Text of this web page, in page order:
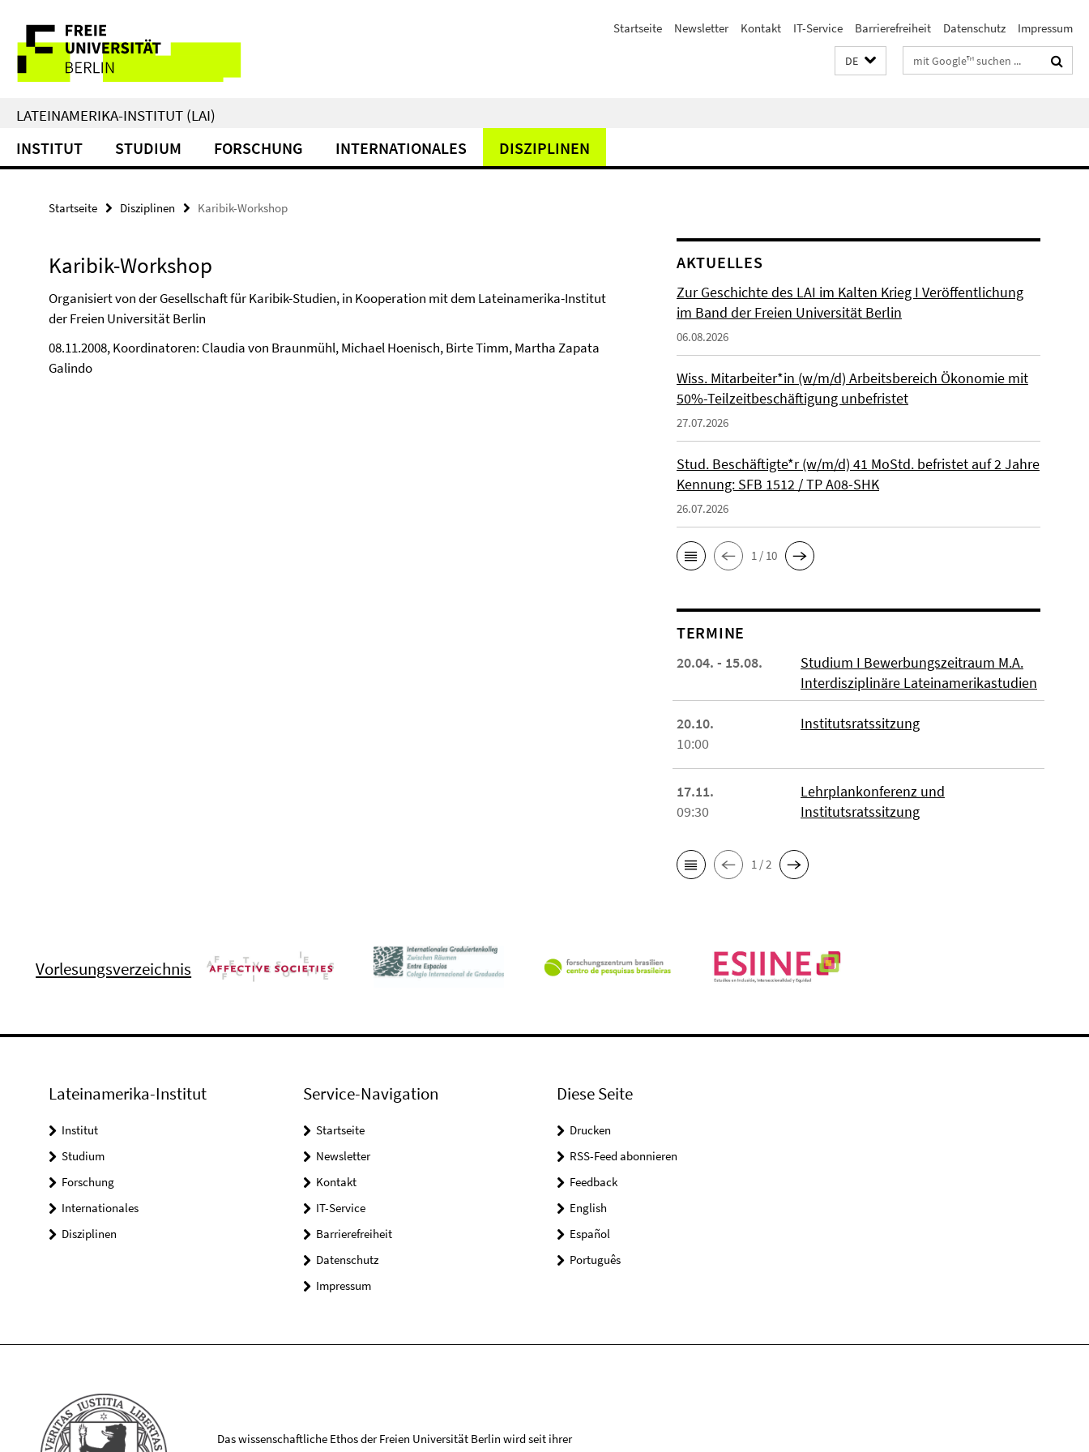
direkt
Inhalt
Service-
Navigation
Startseite Newsletter Kontakt IT-Service Barrierefreiheit Datenschutz Impressum
DE Suchbegriffe
LATEINAMERIKA-INSTITUT (LAI)
INSTITUT STUDIUM FORSCHUNG INTERNATIONALES DISZIPLINEN
Startseite Disziplinen Karibik-Workshop
Karibik-Workshop
Organisiert von der Gesellschaft für Karibik-Studien, in Kooperation mit dem Lateinamerika-Institut
der Freien Universität Berlin
08.11.2008, Koordinatoren: Claudia von Braunmühl, Michael Hoenisch, Birte Timm, Martha Zapata
Galindo
AKTUELLES
Zur Geschichte des LAI im Kalten Krieg I Veröffentlichung
im Band der Freien Universität Berlin
06.08.2026
Wiss. Mitarbeiter*in (w/m/d) Arbeitsbereich Ökonomie mit
50%-Teilzeitbeschäftigung unbefristet
27.07.2026
Stud. Beschäftigte*r (w/m/d) 41 MoStd. befristet auf 2 Jahre
Kennung: SFB 1512 / TP A08-SHK
26.07.2026
1 / 10
TERMINE
20.04. - 15.08.
Studium I Bewerbungszeitraum M.A.
Interdisziplinäre Lateinamerikastudien
20.10.
10:00
Institutsratssitzung
17.11.
09:30
Lehrplankonferenz und
Institutsratssitzung
1 / 2
Vorlesungsverzeichnis
Lateinamerika-Institut
Institut
Studium
Forschung
Internationales
Disziplinen
Service-Navigation
Startseite
Newsletter
Kontakt
IT-Service
Barrierefreiheit
Datenschutz
Impressum
Diese Seite
Drucken
RSS-Feed abonnieren
Feedback
English
Español
Português
Das wissenschaftliche Ethos der Freien Universität Berlin wird seit ihrer